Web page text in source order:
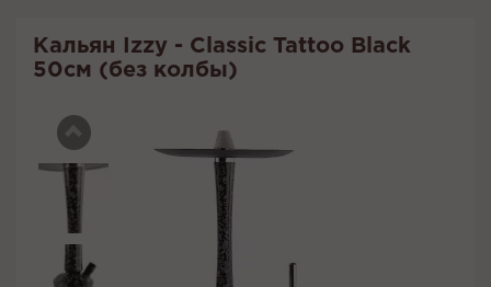
Кальян Izzy - Classic Tattoo Black
50см (без колбы)